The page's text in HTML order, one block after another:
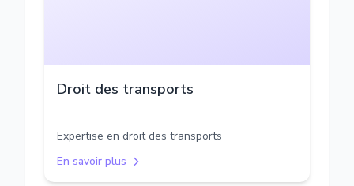
Droit des transports
Expertise en droit des transports
En savoir plus